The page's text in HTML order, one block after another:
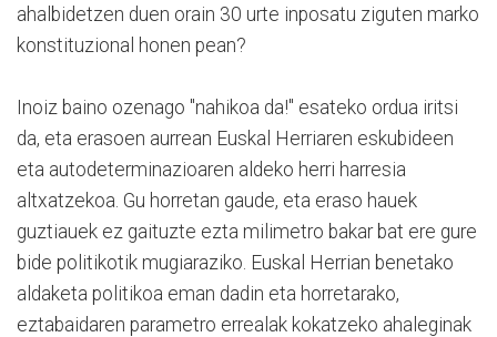
ahalbidetzen duen orain 30 urte inposatu ziguten marko
konstituzional honen pean?
Inoiz baino ozenago "nahikoa da!" esateko ordua iritsi
da, eta erasoen aurrean Euskal Herriaren eskubideen
eta autodeterminazioaren aldeko herri harresia
altxatzekoa. Gu horretan gaude, eta eraso hauek
guztiauek ez gaituzte ezta milimetro bakar bat ere gure
bide politikotik mugiaraziko. Euskal Herrian benetako
aldaketa politikoa eman dadin eta horretarako,
eztabaidaren parametro errealak kokatzeko ahaleginak